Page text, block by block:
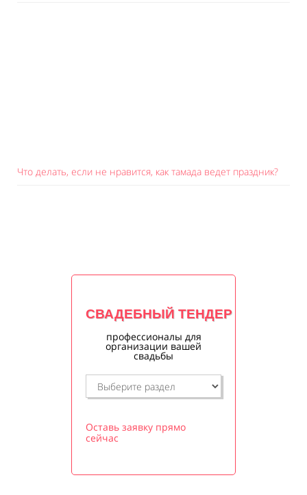
Что делать, если не нравится, как тамада ведет праздник?
СВАДЕБНЫЙ ТЕНДЕР
профессионалы для
организации вашей
свадьбы
Оставь заявку прямо
сейчас